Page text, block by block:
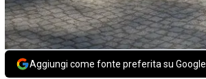
Aggiungi come fonte preferita su Google